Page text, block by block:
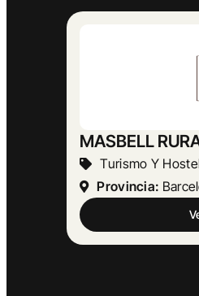
Abogado